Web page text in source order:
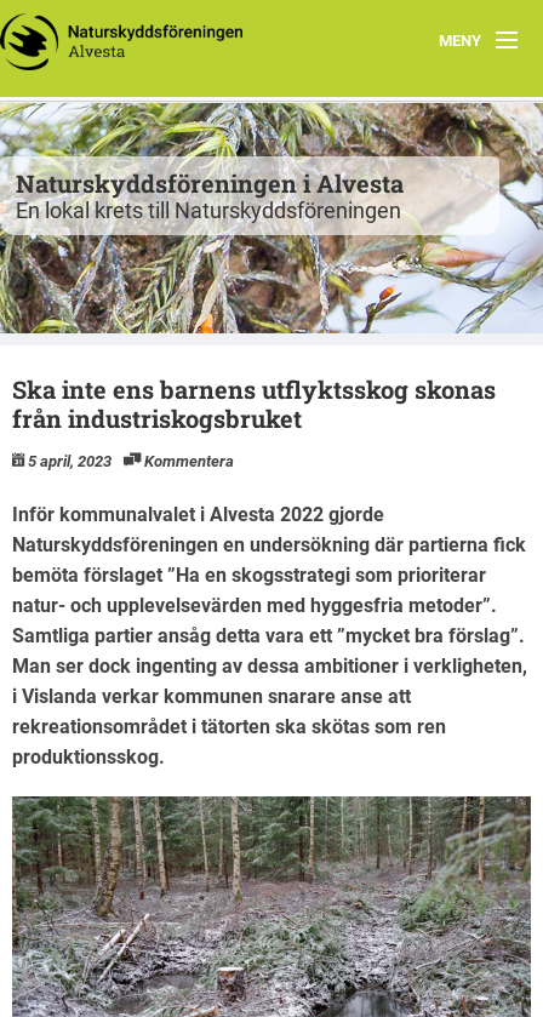
MENY
Program
Grupper
Projekt
Natur att besöka
Fiskgjusen
Kontakt
Naturskyddsföreningen i Alvesta
En lokal krets till Naturskyddsföreningen
Ska inte ens barnens utflyktsskog skonas
från industriskogsbruket
5 april, 2023 Kommentera
Inför kommunalvalet i Alvesta 2022 gjorde
Naturskyddsföreningen en undersökning där partierna fick
bemöta förslaget ”Ha en skogsstrategi som prioriterar
natur- och upplevelsevärden med hyggesfria metoder”.
Samtliga partier ansåg detta vara ett ”mycket bra förslag”.
Man ser dock ingenting av dessa ambitioner i verkligheten,
i Vislanda verkar kommunen snarare anse att
rekreationsområdet i tätorten ska skötas som ren
produktionsskog.